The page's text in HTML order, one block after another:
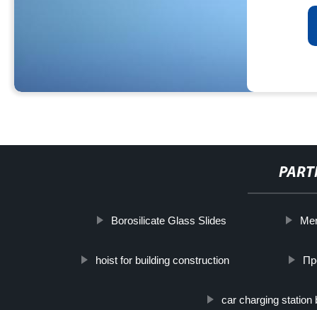
Borosilicate Glass Slides
hoist for building construction
car charging station